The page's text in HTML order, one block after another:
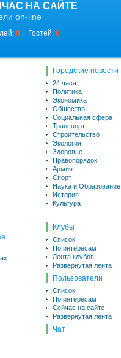
НА САЙТЕ
on-line
0 Гостей: 0
Городские новости
24 часа
Политика
Экономика
Общество
Социальная сфера
Транспорт
Строительство
Экология
Здоровье
Правопорядок
Армия
Спорт
Наука и Образование
История
Культура
Клубы
Список
По интересам
Лента клубов
Развернутая лента
Пользователи
Список
По интересам
Сейчас на сайте
Развернутая лента
Чат